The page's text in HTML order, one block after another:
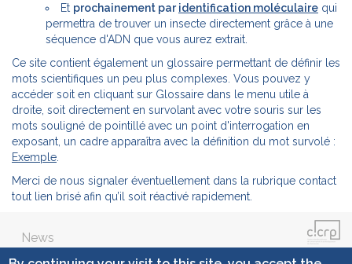
Et prochainement paridentification moléculaire qui
permettra de trouver un insecte directement grâce à une
séquence d'ADN que vous aurez extrait.
Ce site contient également un glossaire permettant de définir les
mots scientifiques un peu plus complexes. Vous pouvez y
accéder soit en cliquant sur Glossaire dans le menu utile à
droite, soit directement en survolant avec votre souris sur les
mots souligné de pointillé avec un point d'interrogation en
exposant, un cadre apparaîtra avec la définition du mot survolé :
Exemple
Merci de nous signaler éventuellement dans la rubrique contact
tout lien brisé afin qu’il soit réactivé rapidement.
News